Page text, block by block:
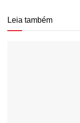
Leia também